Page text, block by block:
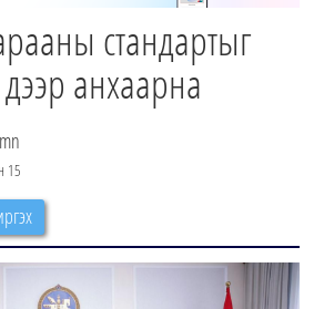
стандартыг
дээр анхаарна
15